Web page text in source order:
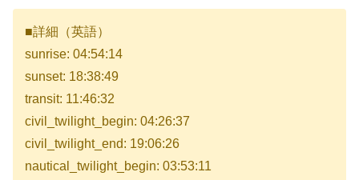
■詳細（英語）
sunrise: 04:54:14
sunset: 18:38:49
transit: 11:46:32
civil_twilight_begin: 04:26:37
civil_twilight_end: 19:06:26
nautical_twilight_begin: 03:53:11